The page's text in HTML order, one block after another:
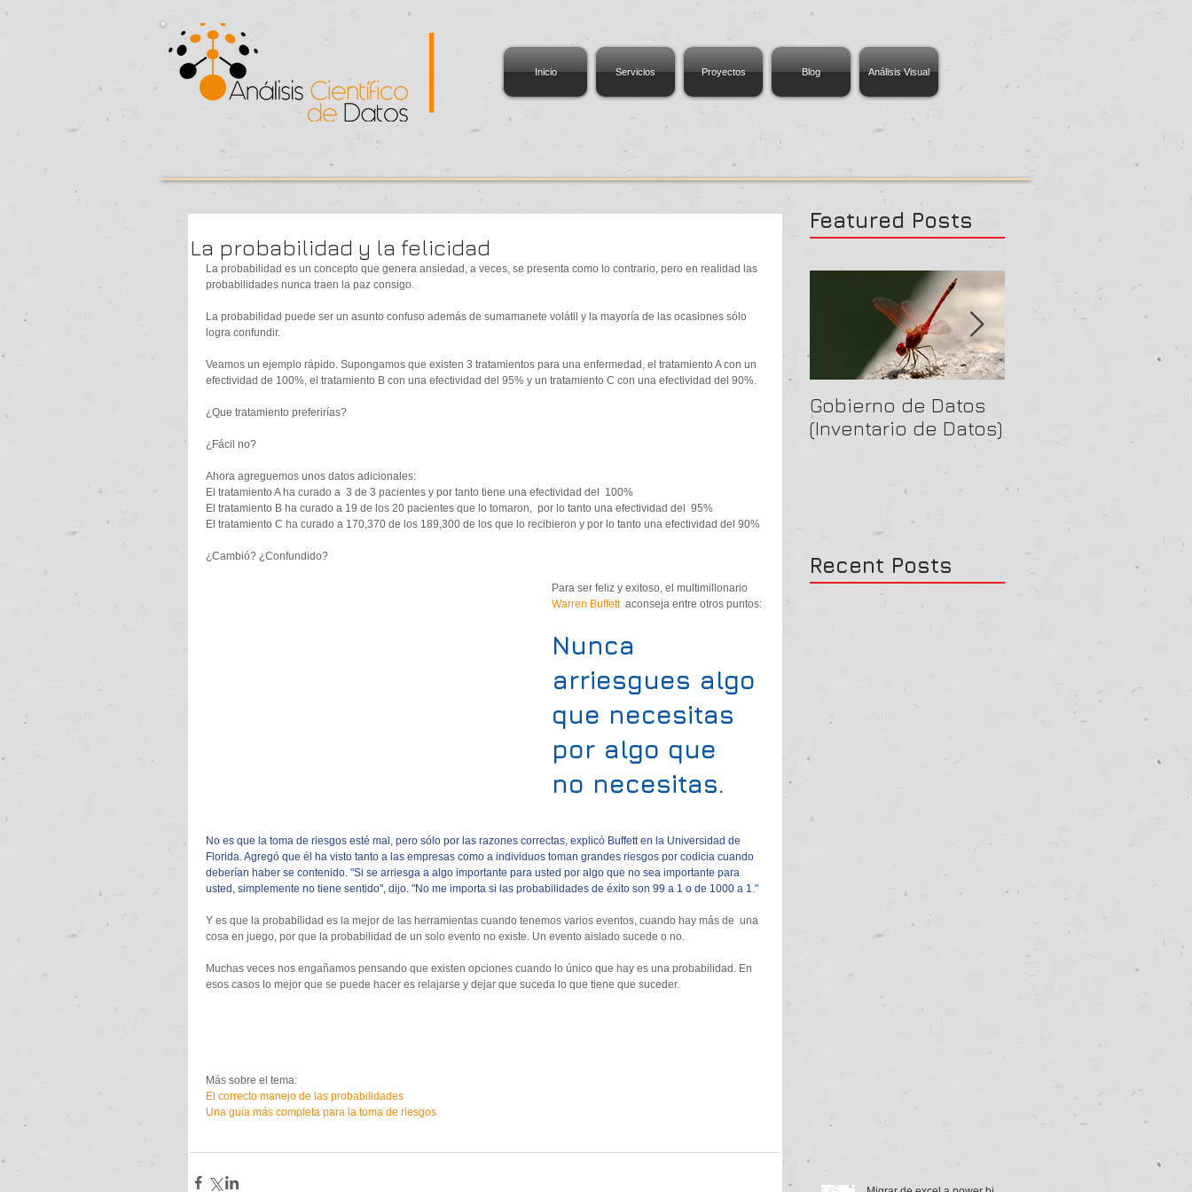
Inicio Servicios Proyectos Blog Análisis Visual
La probabilidad y la felicidad
La probabilidad es un concepto que genera ansiedad, a veces, se presenta como lo contrario, pero en realidad las
probabilidades nunca traen la paz consigo.
La probabilidad puede ser un asunto confuso además de sumamanete volátil y la mayoría de las ocasiones sólo
logra confundir.
Veamos un ejemplo rápido. Supongamos que existen 3 tratamientos para una enfermedad, el tratamiento A con un
efectividad de 100%, el tratamiento B con una efectividad del 95% y un tratamiento C con una efectividad del 90%.
¿Que tratamiento preferirías?
¿Fácil no?
Ahora agreguemos unos datos adicionales:
El tratamiento A ha curado a  3 de 3 pacientes y por tanto tiene una efectividad del  100%
El tratamiento B ha curado a 19 de los 20 pacientes que lo tomaron,  por lo tanto una efectividad del  95%
El tratamiento C ha curado a 170,370 de los 189,300 de los que lo recibieron y por lo tanto una efectividad del 90%
¿Cambió? ¿Confundido?
Para ser feliz y exitoso, el multimillonario
Warren Buffett
  aconseja entre otros puntos:
Nunca
arriesgues algo
que necesitas
por algo que
no necesitas.
No es que la toma de riesgos esté mal, pero sólo por las razones correctas, explicó Buffett en la Universidad de
Florida. Agregó que él ha visto tanto a las empresas como a individuos toman grandes riesgos por codicia cuando
deberían haber se contenido. "Si se arriesga a algo importante para usted por algo que no sea importante para
usted, simplemente no tiene sentido", dijo. "No me importa si las probabilidades de éxito son 99 a 1 o de 1000 a 1."
Y es que la probabilidad es la mejor de las herramientas cuando tenemos varios eventos, cuando hay más de  una
cosa en juego, por que la probabilidad de un solo evento no existe. Un evento aislado sucede o no.
Muchas veces nos engañamos pensando que existen opciones cuando lo único que hay es una probabilidad. En
esos casos lo mejor que se puede hacer es relajarse y dejar que suceda lo que tiene que suceder.
Más sobre el tema:
El correcto manejo de las probabilidades
Una guía más completa para la toma de riesgos
Featured Posts
Gobierno de Datos
(Inventario de Datos)
Recent Posts